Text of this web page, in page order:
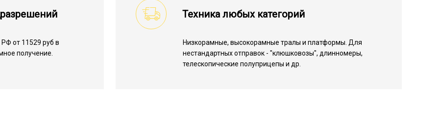
от 11529 руб в
получение.
Техника любых категорий
Низкорамные, высокорамные тралы и платформы. Для
нестандартных отправок - "клюшковозы", длинномеры,
телескопические полуприцепы и др.